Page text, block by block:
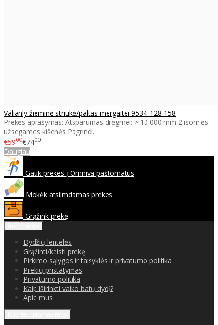
Valianly žieminė striukė/paltas mergaitei 9534_128-158
Prekės aprašymas: Atsparumas drėgmei: > 10 000 mm 2 išorinės
užsegamos kišenės Pagrindi..
€5900€7400
Daugiau
Gauk prekes į Omniva paštomatus
Mokėk atsiimdamas prekes
Grąžink prekę
Dydžių lentelės
Grąžinti/keisti prekę
Pirkimo sąlygos ir taisyklės ir privatumo politika
Prekių pristatymas
Privatumo politika
Kaip iširinkti vaiko batų dydį?
Apie mus